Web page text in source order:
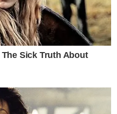
Sick Truth About